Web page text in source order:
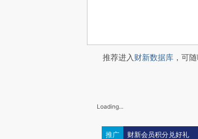
推荐进入财新数据库 ，可
Loading...
推广 财新会员积分兑好礼